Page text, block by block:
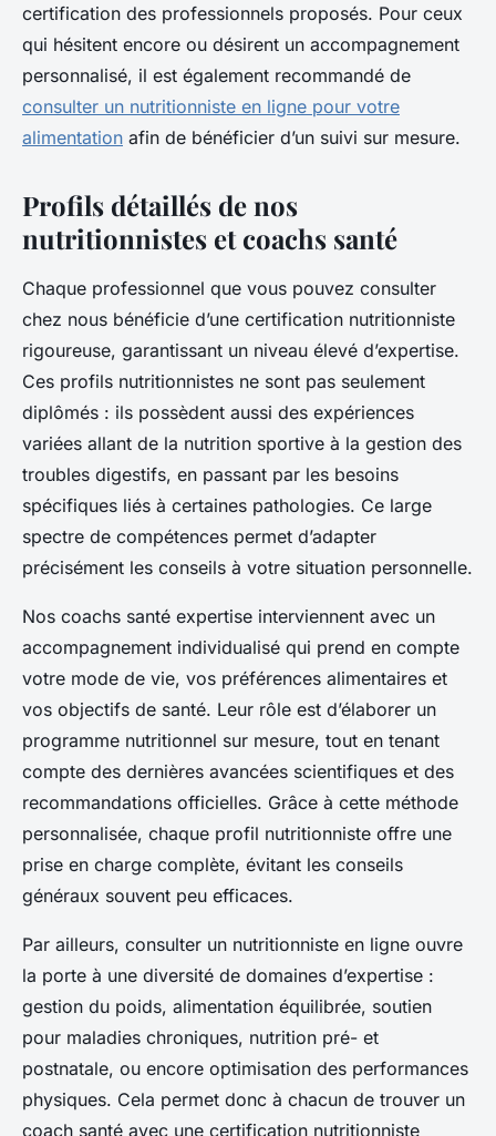
certification des professionnels proposés. Pour ceux
qui hésitent encore ou désirent un accompagnement
personnalisé, il est également recommandé de
consulter un nutritionniste en ligne pour votre
alimentation afin de bénéficier d’un suivi sur mesure.
Profils détaillés de nos
nutritionnistes et coachs santé
Chaque professionnel que vous pouvez consulter
chez nous bénéficie d’une certification nutritionniste
rigoureuse, garantissant un niveau élevé d’expertise.
Ces profils nutritionnistes ne sont pas seulement
diplômés : ils possèdent aussi des expériences
variées allant de la nutrition sportive à la gestion des
troubles digestifs, en passant par les besoins
spécifiques liés à certaines pathologies. Ce large
spectre de compétences permet d’adapter
précisément les conseils à votre situation personnelle.
Nos coachs santé expertise interviennent avec un
accompagnement individualisé qui prend en compte
votre mode de vie, vos préférences alimentaires et
vos objectifs de santé. Leur rôle est d’élaborer un
programme nutritionnel sur mesure, tout en tenant
compte des dernières avancées scientifiques et des
recommandations officielles. Grâce à cette méthode
personnalisée, chaque profil nutritionniste offre une
prise en charge complète, évitant les conseils
généraux souvent peu efficaces.
Par ailleurs, consulter un nutritionniste en ligne ouvre
la porte à une diversité de domaines d’expertise :
gestion du poids, alimentation équilibrée, soutien
pour maladies chroniques, nutrition pré- et
postnatale, ou encore optimisation des performances
physiques. Cela permet donc à chacun de trouver un
coach santé avec une certification nutritionniste